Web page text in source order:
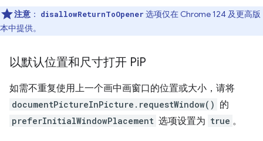
注意 ： disallowReturnToOpener 选项仅在 Chrome 124 及更高版
本中提供。
以默认位置和尺寸打开 PiP
如需不重复使用上一个画中画窗口的位置或大小，请将
documentPictureInPicture.requestWindow() 的
preferInitialWindowPlacement 选项设置为 true 。